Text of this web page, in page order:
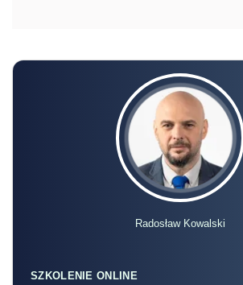
Radosław Kowalski
SZKOLENIE ONLINE